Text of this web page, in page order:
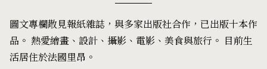
圖文專欄散見報紙雜誌，與多家出版社合作，已出版十本作
品。 熱愛繪畫、設計、攝影、電影、美食與旅行。 目前生
活居住於法國里昂。